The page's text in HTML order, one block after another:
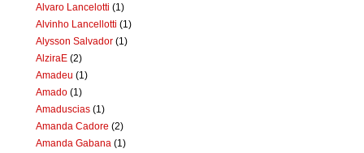
Alvaro Lancelotti (1)
Alvinho Lancellotti (1)
Alysson Salvador (1)
AlziraE (2)
Amadeu (1)
Amado (1)
Amaduscias (1)
Amanda Cadore (2)
Amanda Gabana (1)